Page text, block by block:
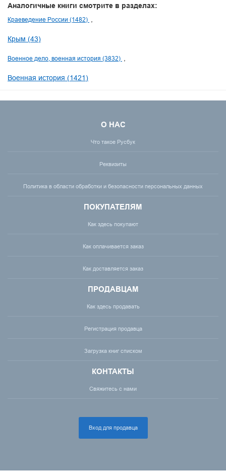
Аналогичные книги смотрите в разделах:
Краеведение России (1482)
Крым (43)
Военное дело, военная история (3832)
Военная история (1421)
О НАС
Что такое Русбук
Реквизиты
Политика в области обработки и безопасности персональных данных
ПОКУПАТЕЛЯМ
Как здесь покупают
Как оплачивается заказ
Как доставляется заказ
ПРОДАВЦАМ
Как здесь продавать
Регистрация продавца
Загрузка книг списком
КОНТАКТЫ
Свяжитесь с нами
Вход для продавца